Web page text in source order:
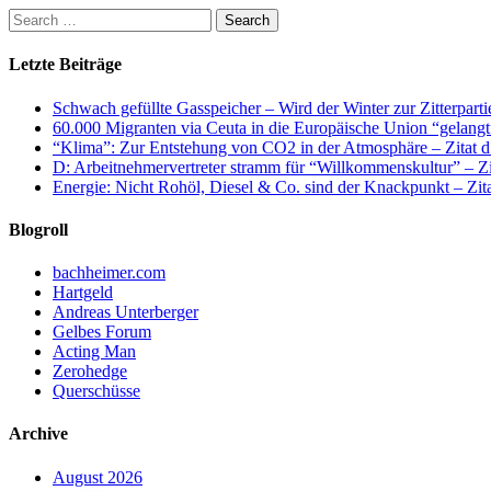
Letzte Beiträge
Schwach gefüllte Gasspeicher – Wird der Winter zur
60.000 Migranten via Ceuta in die Europäische Union
“Klima”: Zur Entstehung von CO2 in der Atmosphäre – Zitat
D: Arbeitnehmervertreter stramm für “Willkommenskultur” –
Energie: Nicht Rohöl, Diesel & Co. sind der Knackpunkt –
Blogroll
bachheimer.com
Hartgeld
Andreas Unterberger
Gelbes Forum
Acting Man
Zerohedge
Querschüsse
Archive
August 2026